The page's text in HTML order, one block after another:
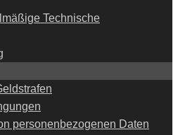
Technische
personenbezogenen Daten